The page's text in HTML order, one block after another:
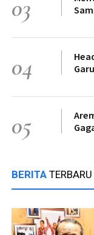
03
04
05
BERITA